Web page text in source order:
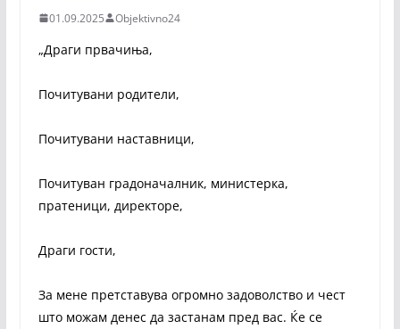
01.09.2025 Objektivno24
„Драги првачиња,
Почитувани родители,
Почитувани наставници,
Почитуван градоначалник, министерка,
пратеници, директоре,
Драги гости,
За мене претставува огромно задоволство и чест
што можам денес да застанам пред вас. Ќе се